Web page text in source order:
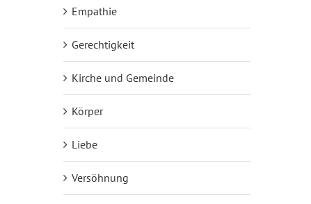
Empathie
Gerechtigkeit
Kirche und Gemeinde
Körper
Liebe
Versöhnung